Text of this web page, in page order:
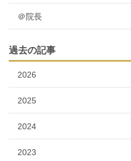
＠院長
過去の記事
2026
2025
2024
2023